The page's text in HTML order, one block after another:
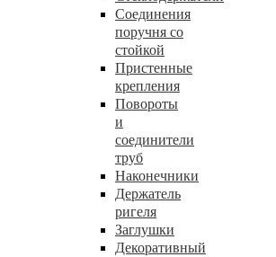
Соединения
поручня со
стойкой
Пристенные
крепления
Повороты
и
соединители
труб
Наконечники
Держатель
ригеля
Заглушки
Декоративный